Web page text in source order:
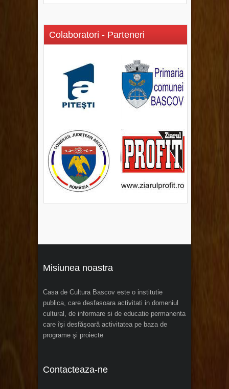
Colaboratori - Parteneri
Misiunea noastra
Casa de Cultura Bascov este o institutie
publica, care desfasoara activitati in domeniul
cultural, de informare si de educatie permanenta
care îşi desfăşoară activitatea pe baza de
programe şi proiecte
Contacteaza-ne